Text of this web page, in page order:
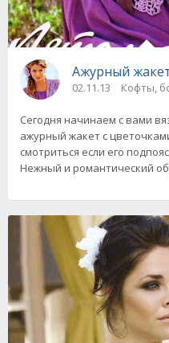
Ажурный
02.11.13 Кофты,
Сегодня начинаем с вами
ажурный жакет с
смотриться если его
Нежный и романтический